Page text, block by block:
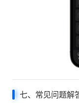
七、常见问题解